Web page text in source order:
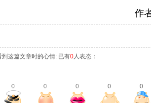
作
到这篇文章时的心情: 已有0人表态：
0 0 0 0 0